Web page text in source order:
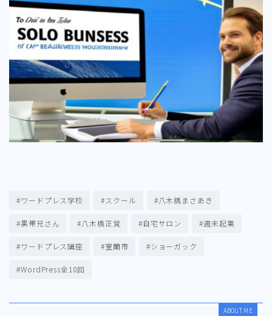
#ワードプレス学校 #スクール #八木橋まさあき
#黒帯兄さん #八木橋正覚 #自宅サロン #週末起業
#ワードプレス講座 #室蘭市 #ショーガック
#WordPress全10回
ABOUT ME